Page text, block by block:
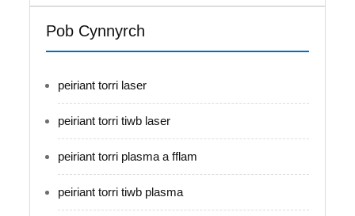
Pob Cynnyrch
peiriant torri laser
peiriant torri tiwb laser
peiriant torri plasma a fflam
peiriant torri tiwb plasma